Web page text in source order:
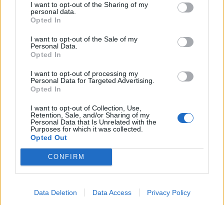
I want to opt-out of the Sharing of my
personal data.
Opted In
I want to opt-out of the Sale of my
Personal Data.
Opted In
I want to opt-out of processing my
Personal Data for Targeted Advertising.
Opted In
I want to opt-out of Collection, Use,
Retention, Sale, and/or Sharing of my
Personal Data that Is Unrelated with the
Purposes for which it was collected.
Opted Out
CONFIRM
Data Deletion Data Access Privacy Policy
szentek közösségébe való belépés
szükséges az üdvösség vágya, ez pedig
szükséges a búcsú elnyeréséhez.